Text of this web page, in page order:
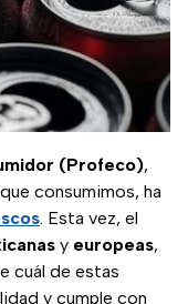
(Profeco),
consumimos, ha
. Esta vez, el
y europeas,
cuál de estas
y cumple con